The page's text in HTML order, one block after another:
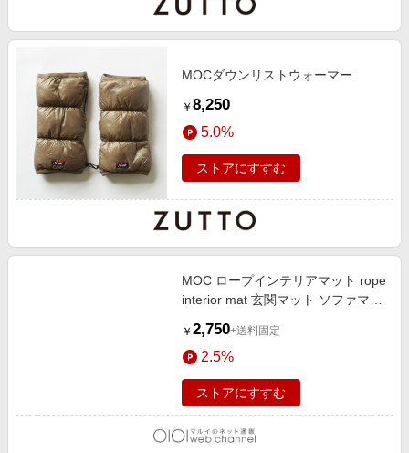
MOCダウンリストウォーマー
￥ 8,250
5.0%
ストアにすすむ
MOC ロープインテリアマット rope
interior mat 玄関マット ソファマッ
￥ 2,750+送料固定
2.5%
ストアにすすむ